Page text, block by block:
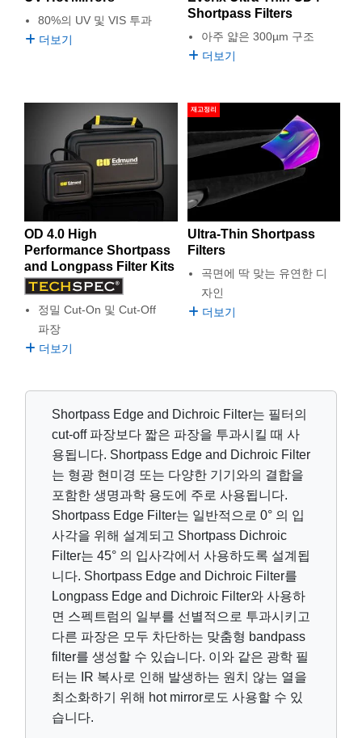
80%의 UV 및 VIS 투과
더보기
Shortpass Filters
아주 얇은 300µm 구조
더보기
OD 4.0 High
Performance Shortpass
and Longpass Filter Kits
정밀 Cut-On 및 Cut-Off
파장
더보기
재고정리
Ultra-Thin Shortpass
Filters
곡면에 딱 맞는 유연한 디
자인
더보기
Shortpass Edge and Dichroic Filter는 필터의
cut-off 파장보다 짧은 파장을 투과시킬 때 사
용됩니다. Shortpass Edge and Dichroic Filter
는 형광 현미경 또는 다양한 기기와의 결합을
포함한 생명과학 용도에 주로 사용됩니다.
Shortpass Edge Filter는 일반적으로 0° 의 입
사각을 위해 설계되고 Shortpass Dichroic
Filter는 45° 의 입사각에서 사용하도록 설계됩
니다. Shortpass Edge and Dichroic Filter를
Longpass Edge and Dichroic Filter와 사용하
면 스펙트럼의 일부를 선별적으로 투과시키고
다른 파장은 모두 차단하는 맞춤형 bandpass
filter를 생성할 수 있습니다. 이와 같은 광학 필
터는 IR 복사로 인해 발생하는 원치 않는 열을
최소화하기 위해 hot mirror로도 사용할 수 있
습니다.